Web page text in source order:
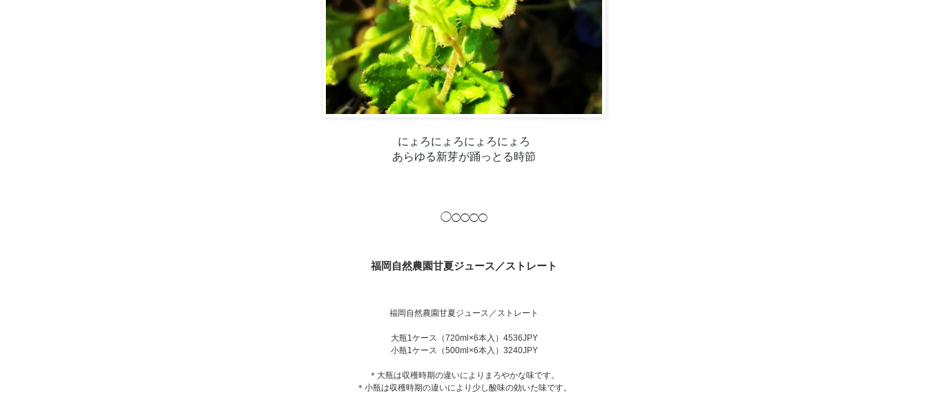
にょろにょろにょろにょろ
あらゆる新芽が踊っとる時節
◯◯◯◯◯
福岡自然農園甘夏ジュース／ストレート
福岡自然農園甘夏ジュース／ストレート
大瓶1ケース（720ml×6本入）4536JPY
小瓶1ケース（500ml×6本入）3240JPY
＊大瓶は収穫時期の違いによりまろやかな味です。
＊小瓶は収穫時期の違いにより少し酸味の効いた味です。